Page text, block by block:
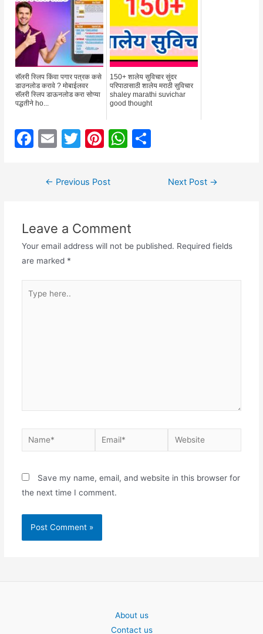
सॅलरी स्लिप किंवा पगार पत्रक कसे
डाउनलोड करावे ? मोबाईलवर
सॅलरी स्लिप डाऊनलोड करा सोप्या
पद्धतीने ho...
150+ शालेय सुविचार सुंदर
परिपाठासाठी शालेय मराठी सुविचार
shaley marathi suvichar
good thought
F
o
o
k
E
ai
T
itt
Pi
er
W
p
p
ar
Post← Previous Post Next Post →
Leave a Comment
Your email address will not be published. Required fields
are marked *
here..
Name* Email* Website
Save my name, email, and website in this browser for
the next time I comment.
About us
Contact us